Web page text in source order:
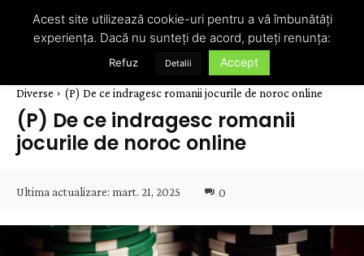
Diverse (P) De ce indragesc romanii jocurile de noroc online
(P) De ce indragesc romanii
jocurile de noroc online
Ultima actualizare: mart. 21, 2025 0
Acest site utilizează cookie-uri pentru a vă îmbunătăți
experiența. Dacă nu sunteți de acord, puteți renunța:
Refuz Detalii Accept